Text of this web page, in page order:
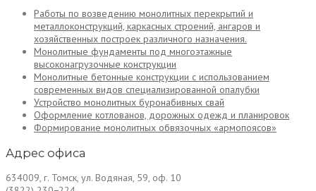
Работы по возведению монолитных перекрытий и
металлоконструкций, каркасных строений, ангаров и
хозяйственных построек различного назначения.
Монолитные фундаменты под многоэтажные
высоконагрузочные конструкции
Монолитные бетонные конструкции с использованием
современных видов специализированной опалубки
Устройство монолитных буронабивных свай
Оформление котлованов, дорожных одежд и планировок
Формирование монолитных обвязочных «армопоясов»
Адрес офиса
634009, г. Томск, ул. Водяная, 59, оф. 10